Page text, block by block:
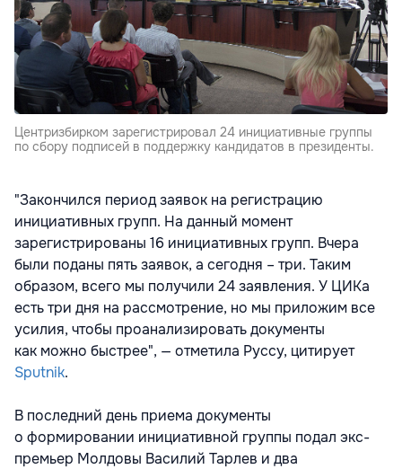
Центризбирком зарегистрировал 24 инициативные группы
по сбору подписей в поддержку кандидатов в президенты.
"Закончился период заявок на регистрацию
инициативных групп. На данный момент
зарегистрированы 16 инициативных групп. Вчера
были поданы пять заявок, а сегодня – три. Таким
образом, всего мы получили 24 заявления. У ЦИКа
есть три дня на рассмотрение, но мы приложим все
усилия, чтобы проанализировать документы
как можно быстрее", — отметила Руссу, цитирует
Sputnik.
В последний день приема документы
о формировании инициативной группы подал экс-
премьер Молдовы Василий Тарлев и два